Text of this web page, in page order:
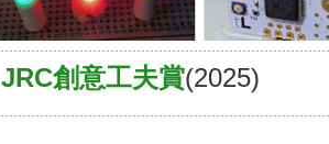
JRC創意工夫賞(2025)